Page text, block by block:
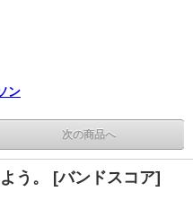
ン
次の商品へ
う。 [バンドスコア]